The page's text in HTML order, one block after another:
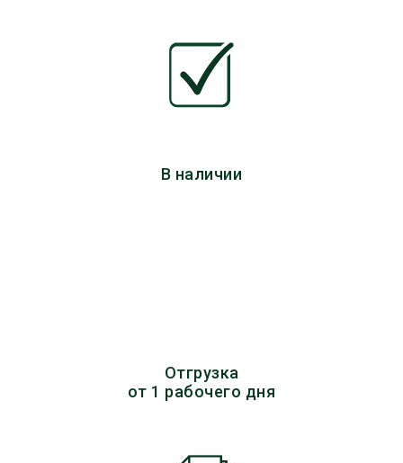
В наличии
Отгрузка
от 1 рабочего дня